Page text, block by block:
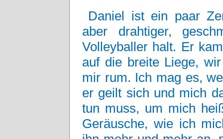
Daniel ist ein paar
aber drahtiger,
Volleyballer halt. Er
auf die breite Liege,
mir rum. Ich mag es,
er geilt sich und mich
tun muss, um mich
Geräusche, wie ich